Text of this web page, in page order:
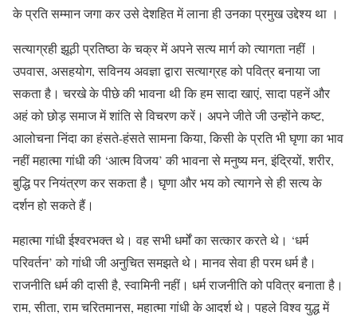
के प्रति सम्मान जगा कर उसे देशहित में लाना ही उनका प्रमुख उद्देश्य था ।
सत्याग्रही झूठी प्रतिष्ठा के चक्र में अपने सत्य मार्ग को त्यागता नहीं ।
उपवास, असहयोग, सविनय अवज्ञा द्वारा सत्याग्रह को पवित्र बनाया जा
सकता है। चरखे के पीछे की भावना थी कि हम सादा खाएं, सादा पहनें और
अहं को छोड़ समाज में शांति से विचरण करें। अपने जीते जी उन्होंने कष्ट,
आलोचना निंदा का हंसते-हंसते सामना किया, किसी के प्रति भी घृणा का भाव
नहीं महात्मा गांधी की ‘आत्म विजय’ की भावना से मनुष्य मन, इंद्रियों, शरीर,
बुद्धि पर नियंत्रण कर सकता है। घृणा और भय को त्यागने से ही सत्य के
दर्शन हो सकते हैं।
महात्मा गांधी ईश्वरभक्त थे। वह सभी धर्मों का सत्कार करते थे। ‘धर्म
परिवर्तन’ को गांधी जी अनुचित समझते थे। मानव सेवा ही परम धर्म है।
राजनीति धर्म की दासी है, स्वामिनी नहीं। धर्म राजनीति को पवित्र बनाता है।
राम, सीता, राम चरितमानस, महात्मा गांधी के आदर्श थे। पहले विश्व युद्ध में